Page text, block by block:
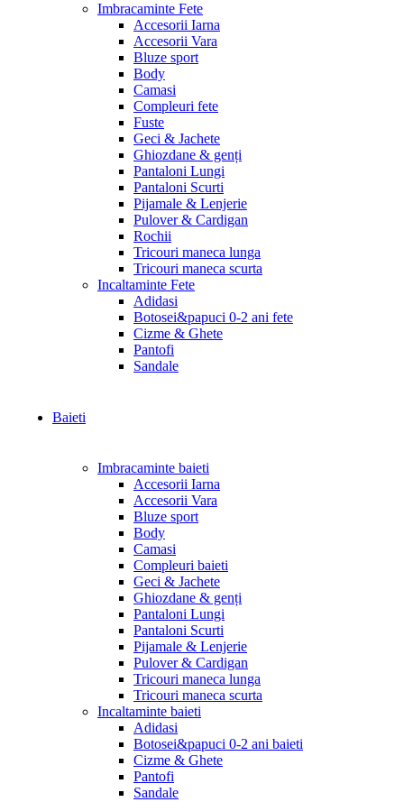
Imbracaminte Fete
Accesorii Iarna
Accesorii Vara
Bluze sport
Body
Camasi
Compleuri fete
Fuste
Geci & Jachete
Ghiozdane & genți
Pantaloni Lungi
Pantaloni Scurti
Pijamale & Lenjerie
Pulover & Cardigan
Rochii
Tricouri maneca lunga
Tricouri maneca scurta
Incaltaminte Fete
Adidasi
Botosei&papuci 0-2 ani fete
Cizme & Ghete
Pantofi
Sandale
Baieti
Imbracaminte baieti
Accesorii Iarna
Accesorii Vara
Bluze sport
Body
Camasi
Compleuri baieti
Geci & Jachete
Ghiozdane & genți
Pantaloni Lungi
Pantaloni Scurti
Pijamale & Lenjerie
Pulover & Cardigan
Tricouri maneca lunga
Tricouri maneca scurta
Incaltaminte baieti
Adidasi
Botosei&papuci 0-2 ani baieti
Cizme & Ghete
Pantofi
Sandale